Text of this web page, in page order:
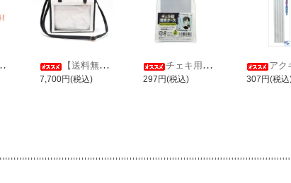
【送料無料】推しごとstyle ミニバッグ レース Ver.
7,700円(税込)
チェキ用硬質ケース
297円(税込)
アクキー・ラバスト
307円(税込